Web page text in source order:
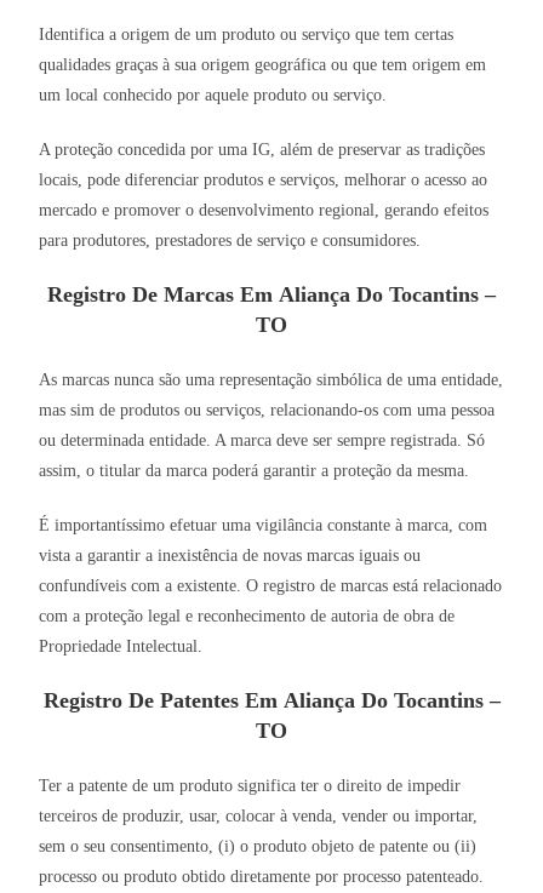
Identifica a origem de um produto ou serviço que tem certas
qualidades graças à sua origem geográfica ou que tem origem em
um local conhecido por aquele produto ou serviço.
A proteção concedida por uma IG, além de preservar as tradições
locais, pode diferenciar produtos e serviços, melhorar o acesso ao
mercado e promover o desenvolvimento regional, gerando efeitos
para produtores, prestadores de serviço e consumidores.
Registro De Marcas Em Aliança Do Tocantins –
TO
As marcas nunca são uma representação simbólica de uma entidade,
mas sim de produtos ou serviços, relacionando-os com uma pessoa
ou determinada entidade. A marca deve ser sempre registrada. Só
assim, o titular da marca poderá garantir a proteção da mesma.
É importantíssimo efetuar uma vigilância constante à marca, com
vista a garantir a inexistência de novas marcas iguais ou
confundíveis com a existente. O registro de marcas está relacionado
com a proteção legal e reconhecimento de autoria de obra de
Propriedade Intelectual.
Registro De Patentes Em Aliança Do Tocantins –
TO
Ter a patente de um produto significa ter o direito de impedir
terceiros de produzir, usar, colocar à venda, vender ou importar,
sem o seu consentimento, (i) o produto objeto de patente ou (ii)
processo ou produto obtido diretamente por processo patenteado.